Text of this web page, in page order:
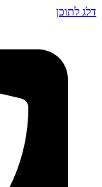
דלג לתוכן